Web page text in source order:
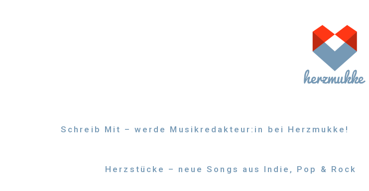
Schreib Mit – werde Musikredakteur:in bei Herzmukke!
Herzstücke – neue Songs aus Indie, Pop & Rock